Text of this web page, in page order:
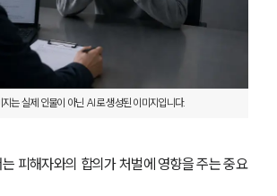
지는 실제 인물이 아닌 AI로 생성된 이미지입니다.
피해자와의 합의가 처벌에 영향을 주는 중요